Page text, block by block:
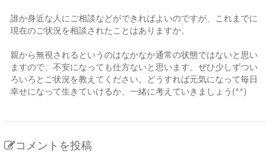
誰か身近な人にご相談などができればよいのですが、これまでに
現在のご状況を相談されたことはありますか。
親から無視されるというのはなかなか通常の状態ではないと思い
ますので、不安になっても仕方ないと思います。ぜひ少しずつい
ろいろとご状況を教えてください。どうすれば元気になって毎日
幸せになって生きていけるか、一緒に考えていきましょう(^^)
コメントを投稿